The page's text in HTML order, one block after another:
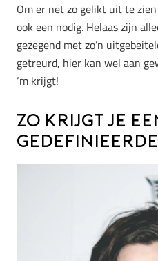
Om er net zo gelikt uit te
ook een nodig. Helaas zijn
gezegend met zo’n
getreurd, hier kan wel aan
‘m krijgt!
Zo krijgt je